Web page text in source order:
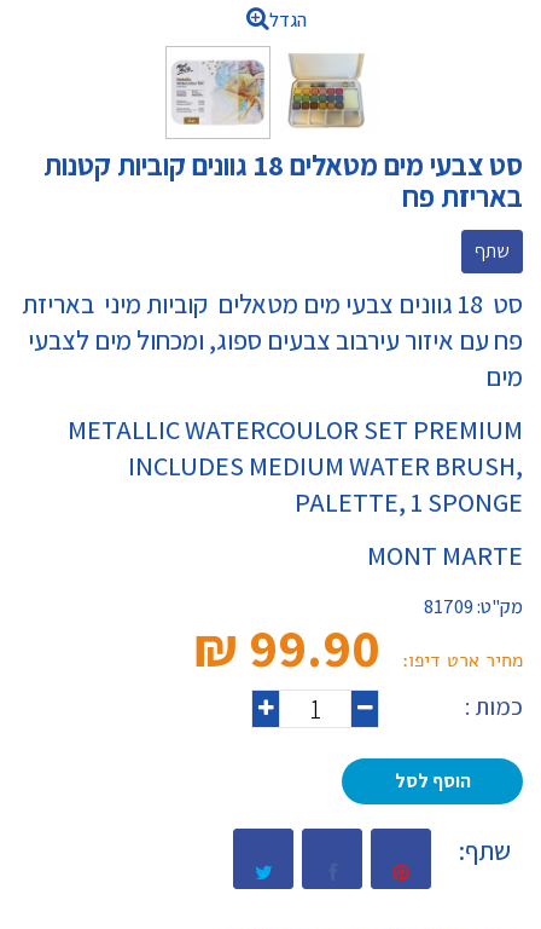
הגדל
סט צבעי מים מטאלים 18 גוונים קוביות קטנות
באריזת פח
שתף
סט 18 גוונים צבעי מים מטאלים קוביות מיני באריזת
פח עם איזור עירבוב צבעים ספוג, ומכחול מים לצבעי
מים
METALLIC WATERCOULOR SET PREMIUM
INCLUDES MEDIUM WATER BRUSH,
PALETTE, 1 SPONGE
MONT MARTE
מק"ט:81709
מחיר ארט דיפו: 99.90 ₪‎
כמות :
הוסף לסל
שתף: